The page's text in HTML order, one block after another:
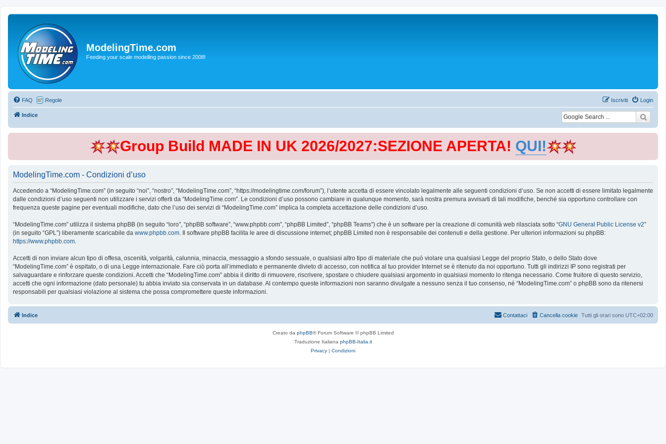
ModelingTime.com
Feeding your scale modelling passion since 2008!
FAQ Regole Login
Iscriviti
Indice
Group Build MADE IN UK 2026/2027:SEZIONE APERTA! QUI!
ModelingTime.com - Condizioni d’uso
Accedendo a “ModelingTime.com” (in seguito “noi”, “nostro”, “ModelingTime.com”, “https://modelingtime.com/forum”), l’utente accetta di essere vincolato legalmente alle seguenti condizioni d’uso. Se non accetti di essere limitato legalmente
dalle condizioni d’uso seguenti non utilizzare i servizi offerti da “ModelingTime.com”. Le condizioni d’uso possono cambiare in qualunque momento, sarà nostra premura avvisarti di tali modifiche, benché sia opportuno controllare con
frequenza queste pagine per eventuali modifiche, dato che l’uso dei servizi di “ModelingTime.com” implica la completa accettazione delle condizioni d’uso.
“ModelingTime.com” utilizza il sistema phpBB (in seguito “loro”, “phpBB software”, “www.phpbb.com”, “phpBB Limited”, “phpBB Teams”) che è un software per la creazione di comunità web rilasciata sotto “GNU General Public License v2”
(in seguito “GPL”) liberamente scaricabile da www.phpbb.com. Il software phpBB facilita le aree di discussione internet; phpBB Limited non è responsabile dei contenuti e della gestione. Per ulteriori informazioni su phpBB:
https://www.phpbb.com.
Accetti di non inviare alcun tipo di offesa, oscenità, volgarità, calunnia, minaccia, messaggio a sfondo sessuale, o qualsiasi altro tipo di materiale che può violare una qualsiasi Legge del proprio Stato, o dello Stato dove
“ModelingTime.com” è ospitato, o di una Legge internazionale. Fare ciò porta all’immediato e permanente divieto di accesso, con notifica al tuo provider Internet se è ritenuto da noi opportuno. Tutti gli indirizzi IP sono registrati per
salvaguardare e rinforzare queste condizioni. Accetti che “ModelingTime.com” abbia il diritto di rimuovere, riscrivere, spostare o chiudere qualsiasi argomento in qualsiasi momento lo ritenga necessario. Come fruitore di questo servizio,
accetti che ogni informazione (dato personale) tu abbia inviato sia conservata in un database. Al contempo queste informazioni non saranno divulgate a nessuno senza il tuo consenso, né “ModelingTime.com” o phpBB sono da ritenersi
responsabili per qualsiasi violazione al sistema che possa compromettere queste informazioni.
Indice Tutti gli orari sono UTC+02:00
Cancella cookie
Contattaci
Creato da phpBB® Forum Software © phpBB Limited
Traduzione Italiana phpBB-Italia.it
Privacy | Condizioni